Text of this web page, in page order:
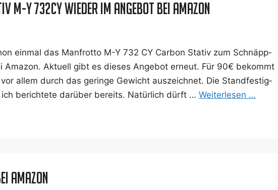
Y 732CY wieder im Angebot bei Amazon
ein­mal das Man­frot­to M-Y 732 CY Car­bon Sta­tiv zum Schnäpp­
Ama­zon. Aktu­ell gibt es die­ses Ange­bot erneut. Für 90€ bekommt
allem durch das gerin­ge Gewicht aus­zeich­net. Die Stand­fes­tig­
berich­te­te dar­über bereits. Natür­lich dürft … Wei­ter­le­sen …
Amazon